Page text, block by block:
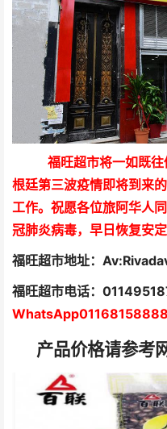
福旺超市将一如既
根廷第三波疫情即将到来
工作。祝愿各位旅阿华人
冠肺炎病毒，早日恢复安
福旺超市地址：
福旺超市电话️：
WhatsApp01168158888
产品价格请参考网